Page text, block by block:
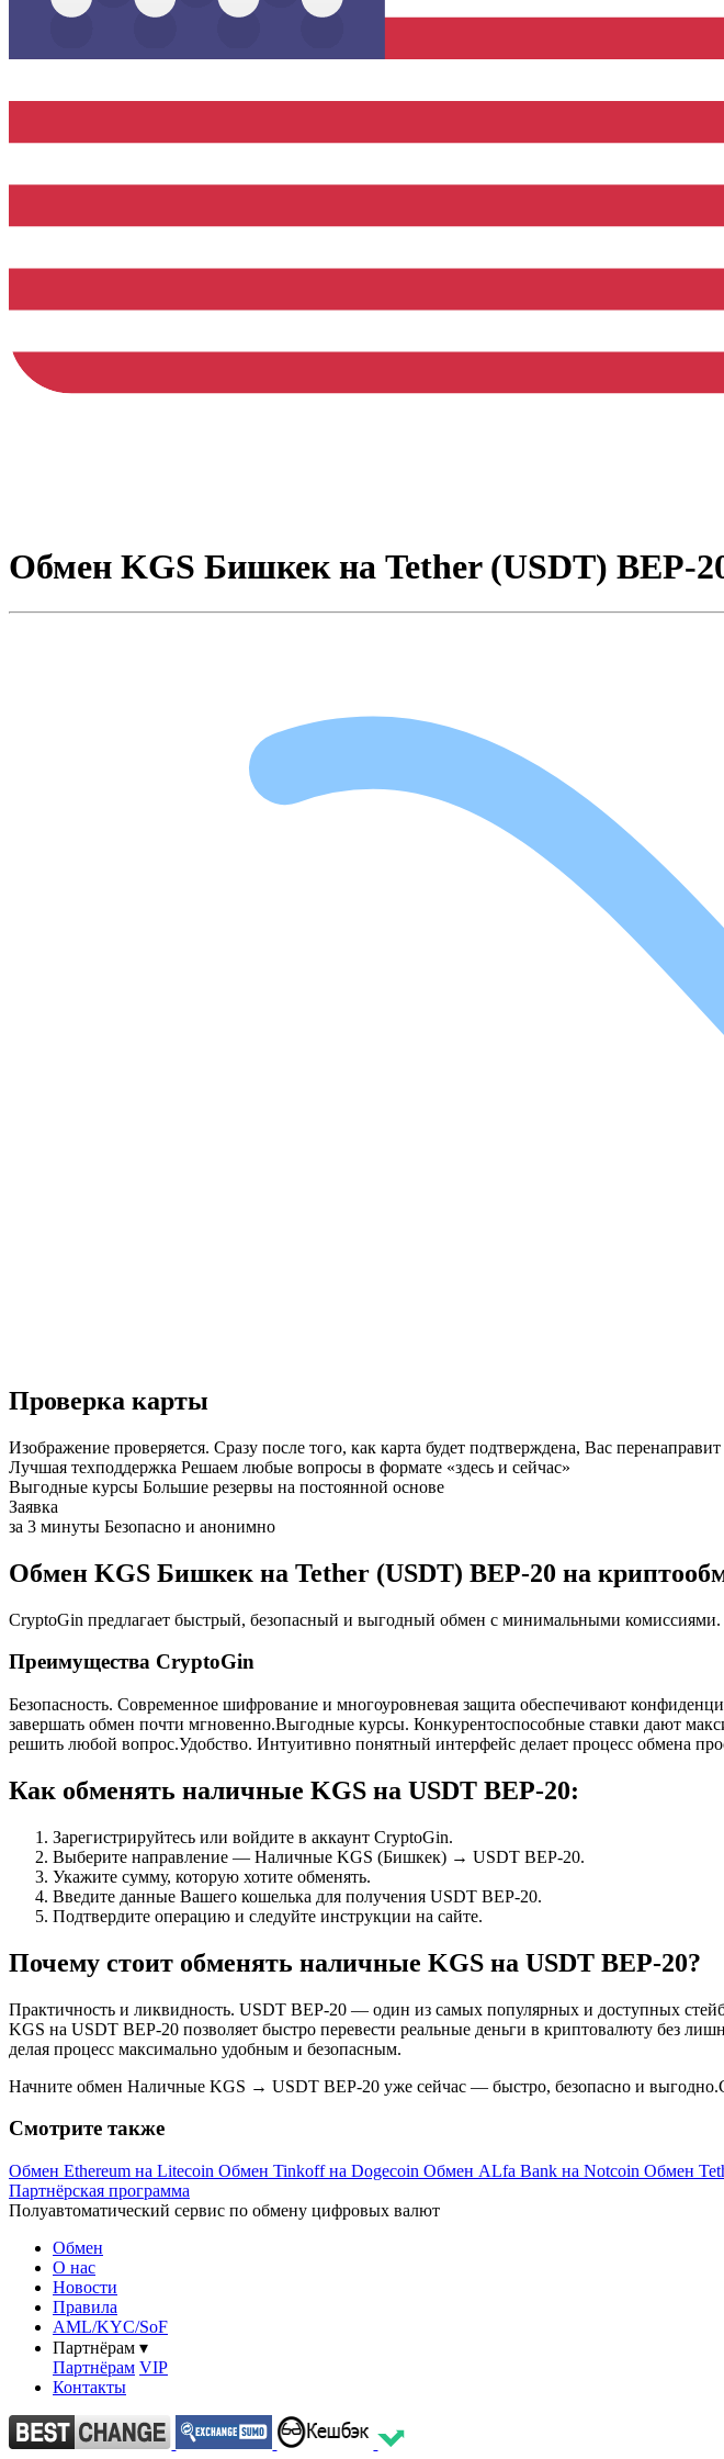
Обмен KGS Бишкек на Tether (USDT) BEP-
Проверка карты
Изображение проверяется. Сразу после того, как карта будет подтверждена, Вас
Лучшая техподдержка Решаем любые вопросы в формате «здесь и сейчас»
Выгодные курсы Большие резервы на постоянной основе
Заявка
за 3 минуты Безопасно и анонимно
Обмен KGS Бишкек на Tether (USDT) BEP-20 на
CryptoGin предлагает быстрый, безопасный и выгодный обмен с минимальными комиссиями.
Преимущества CryptoGin
Безопасность. Современное шифрование и многоуровневая защита обеспечивают
завершать обмен почти мгновенно.Выгодные курсы. Конкурентоспособные ставки дают
решить любой вопрос.Удобство. Интуитивно понятный интерфейс делает процесс обмена
Как обменять наличные KGS на USDT BEP-20:
Зарегистрируйтесь или войдите в аккаунт CryptoGin.
Выберите направление — Наличные KGS (Бишкек) → USDT BEP-20.
Укажите сумму, которую хотите обменять.
Введите данные Вашего кошелька для получения USDT BEP-20.
Подтвердите операцию и следуйте инструкции на сайте.
Почему стоит обменять наличные KGS на USDT BEP-20?
Практичность и ликвидность. USDT BEP-20 — один из самых популярных и доступных
KGS на USDT BEP-20 позволяет быстро перевести реальные деньги в криптовалюту без
делая процесс максимально удобным и безопасным.
Начните обмен Наличные KGS → USDT BEP-20 уже сейчас — быстро, безопасно и
Смотрите также
Обмен Ethereum на Litecoin Обмен Tinkoff на Dogecoin Обмен ALfa Bank на Notcoin Обмен
Партнёрская программа
Полуавтоматический сервис по обмену цифровых валют
Обмен
О нас
Новости
Правила
AML/KYC/SoF
Партнёрам ▾
Партнёрам VIP
Контакты